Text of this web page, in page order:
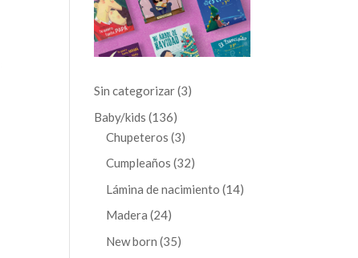
Sin categorizar 33
Baby/kids 136136
productos
Chupeteros 33
productos
Cumpleaños 3232
productos
Lámina de nacimiento 1414
Madera 2424
productos
New born 3535